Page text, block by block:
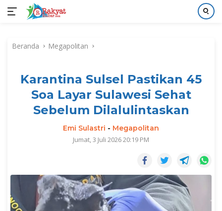
kontenBeranda Megapolitan
Karantina Sulsel Pastikan 45
Soa Layar Sulawesi Sehat
Sebelum Dilalulintaskan
Emi Sulastri - Megapolitan
Jumat, 3 Juli 2026 20:19 PM